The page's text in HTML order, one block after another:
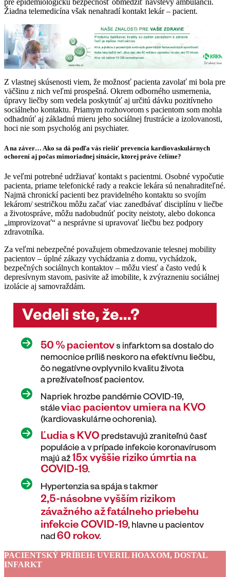
pre epidemiologickú bezpečnosť obmedziť návštevy ambulancií.
Žiadna telemedicína však nenahradí kontakt lekár – pacient.
Z vlastnej skúsenosti viem, že možnosť pacienta zavolať mi bola pre
väčšinu z nich veľmi prospešná. Okrem odborného usmernenia,
úpravy liečby som vedela poskytnúť aj určitú dávku pozitívneho
sociálneho kontaktu. Priamym rozhovorom s pacientom som mohla
odhadnúť aj základnú mieru jeho sociálnej frustrácie a izolovanosti,
hoci nie som psychológ ani psychiater.
A na záver… Ako sa dá podľa vás riešiť prevencia kardiovaskulárnych
ochorení aj počas mimoriadnej situácie, ktorej práve čelíme?
Je veľmi potrebné udržiavať kontakt s pacientmi. Osobné vypočutie
pacienta, priame telefonické rady a reakcie lekára sú nenahraditeľné.
Najmä chronickí pacienti bez pravidelného kontaktu so svojím
lekárom/ sestričkou môžu začať viac zanedbávať disciplínu v liečbe
a životospráve, môžu nadobudnúť pocity neistoty, alebo dokonca
„improvizovať“ a nesprávne si upravovať liečbu bez podpory
zdravotníka.
Za veľmi nebezpečné považujem obmedzovanie telesnej mobility
pacientov – úplné zákazy vychádzania z domu, vychádzok,
bezpečných sociálnych kontaktov – môžu viesť a často vedú k
depresívnym stavom, pasivite až imobilite, k zvýrazneniu sociálnej
izolácie aj samovraždám.
PACIENTSKÝ PRÍBEH: UVERIL HOAXOM, DOSTAL
INFARKT